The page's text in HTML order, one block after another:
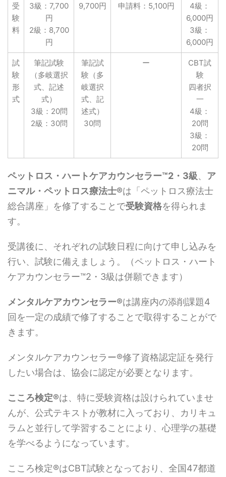
受
験
料
3級：7,700
円
2級：8,700
円
9,700円 申請料：5,100円
4級：
6,000円
3級：
6,000円
試
験
形
式
筆記試験
（多岐選択
式、記述
式）
3級：20問
2級：30問
筆記試
験（多
岐選択
式、記
述式）
30問
ー
CBT試
験
四者択
一
4級：
20問
3級：
20問
ペットロス・ハートケアカウンセラー™2・3級、 ア
ニマル・ペットロス療法士®は「ペットロス療法士
総合講座」を修了することで受験資格を得られま
す。
受講後に、それぞれの試験日程に向けて申し込みを
行い、試験に備えましょう。（ペットロス・ハート
ケアカウンセラー™2・3級は併願できます）
メンタルケアカウンセラー®は講座内の添削課題4
回を一定の成績で修了することで取得することがで
きます。
メンタルケアカウンセラー®修了資格認定証を発行
したい場合は、協会に認定が必要となります。
こころ検定®は、特に受験資格は設けられていませ
んが、公式テキストが教材に入っており、カリキュ
ラムと並行して学習することにより、心理学の基礎
を学べるようになっています。
こころ検定®はCBT試験となっており、全国47都道